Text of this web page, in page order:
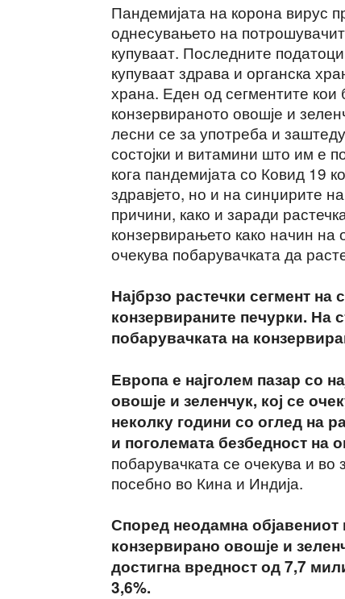
Пандемијата на корона вирус
однесувањето на
купуваат. Последните
купуваат здрава и органска
храна. Еден од сегментите кои
конзервираното овошје и
лесни се за употреба и
состојки и витамини што им е
кога пандемијата со Ковид 19
здравјето, но и на синџирите
причини, како и заради
конзервирањето како начин на
очекува побарувачката да
Најбрзо растечки сегмент
конзервираните печурки. На
побарувачката на
Европа е најголем пазар со
овошје и зеленчук, кој се
неколку години со оглед на
и поголемата безбедност на
побарувачката се очекува и
посебно во Кина и Индија.
Според неодамна објавениот
конзервирано овошје и
достигна вредност од 7,7
3,6%.